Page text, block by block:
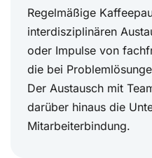
Regelmäßige
interdisziplinären
oder Impulse von
die bei
Der Austausch mit
darüber hinaus die
Mitarbeiterbindung.